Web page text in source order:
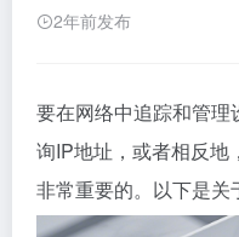
2年前发布
要在网络中追踪和管理
询IP地址，或者相反地
非常重要的。以下是关